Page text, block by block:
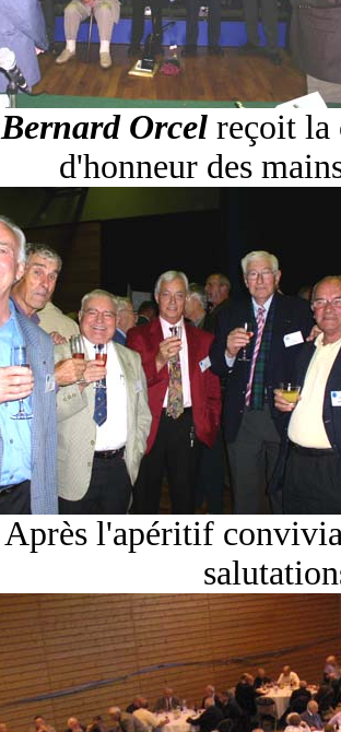
Bernard Orcel reçoit la
d'honneur des
Après l'apéritif